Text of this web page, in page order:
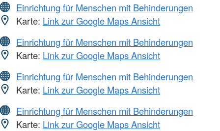
Einrichtung für Menschen mit Behinderungen
Karte: Link zur Google Maps Ansicht
Einrichtung für Menschen mit Behinderungen
Karte: Link zur Google Maps Ansicht
Einrichtung für Menschen mit Behinderungen
Karte: Link zur Google Maps Ansicht
Einrichtung für Menschen mit Behinderungen
Karte: Link zur Google Maps Ansicht